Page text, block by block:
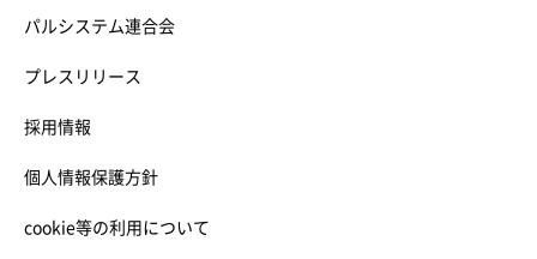
パルシステム連合会
プレスリリース
採用情報
個人情報保護方針
cookie等の利用について